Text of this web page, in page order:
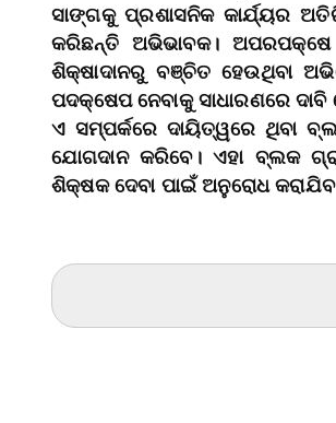
ସାଙ୍ଗକୁ ପ୍ରଶାସନିକ କାର୍ଯ୍ୟର
କରିଛନ୍ତି ଅଭିଭାବକ।
ଶିକ୍ଷାଦାନରୁ ବଞ୍ଚିତ ହେଉଥିବା
ପଦକ୍ଷେପ ନେବାକୁ ସାଧାରଣରେ
ଏ ସମ୍ପର୍କରେ ଦାୟିତ୍ୱରେ ଥିବା
ଯୋଗଦାନ କରିବେ। ଏହା ବ୍ଲକ
ଶିକ୍ଷକ ଦେବା ପାଇଁ ଅନୁରୋଧ